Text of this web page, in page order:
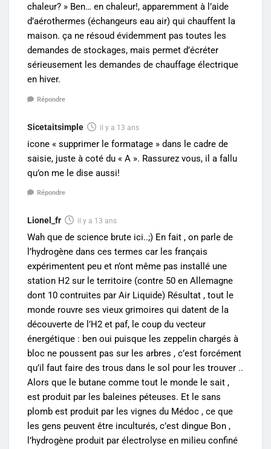
chaleur? » Ben… en chaleur!, apparemment à l’aide
d’aérothermes (échangeurs eau air) qui chauffent la
maison. ça ne résoud évidemment pas toutes les
demandes de stockages, mais permet d’écréter
sérieusement les demandes de chauffage électrique
en hiver.
Répondre
Sicetaitsimple il y a 13 ans
icone « supprimer le formatage » dans le cadre de
saisie, juste à coté du « A ». Rassurez vous, il a fallu
qu’on me le dise aussi!
Répondre
Lionel_fr il y a 13 ans
Wah que de science brute ici..;) En fait , on parle de
l’hydrogène dans ces termes car les français
expérimentent peu et n’ont même pas installé une
station H2 sur le territoire (contre 50 en Allemagne
dont 10 contruites par Air Liquide) Résultat , tout le
monde rouvre ses vieux grimoires qui datent de la
découverte de l’H2 et paf, le coup du vecteur
énergétique : ben oui puisque les zeppelin chargés à
bloc ne poussent pas sur les arbres , c’est forcément
qu’il faut faire des trous dans le sol pour les trouver ..
Alors que le butane comme tout le monde le sait ,
est produit par les baleines péteuses. Et le sans
plomb est produit par les vignes du Médoc , ce que
les gens peuvent être inculturés, c’est dingue Bon ,
l’hydrogène produit par électrolyse en milieu confiné